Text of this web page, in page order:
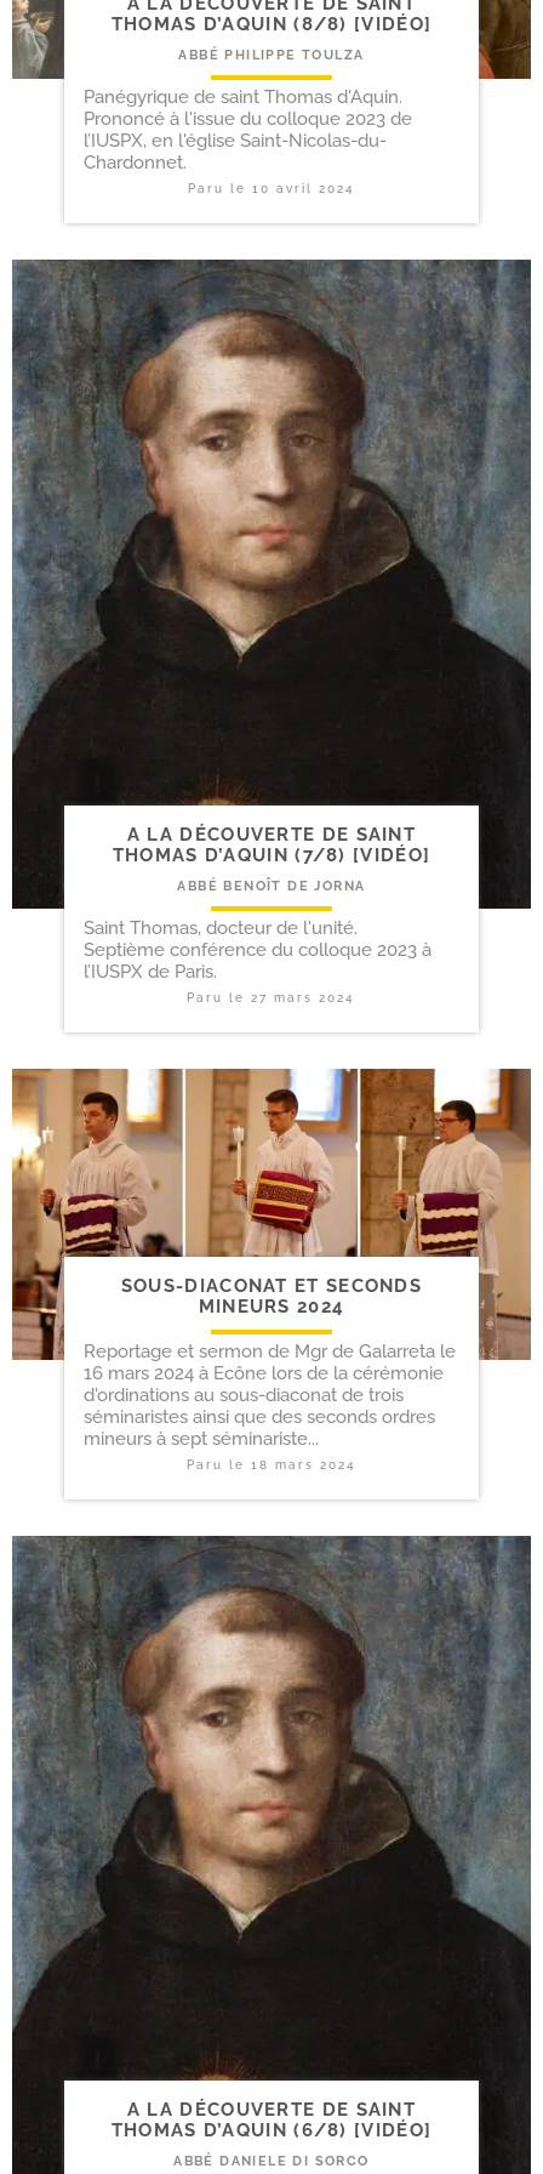
THOMAS D’AQUIN (8/​8) [VIDÉO]
ABBÉ PHILIPPE TOULZA
Panégyrique de saint Thomas d'Aquin.
Prononcé à l'issue du colloque 2023 de
l’IUSPX, en l'église Saint-Nicolas-du-
Chardonnet.
Paru le 10 avril 2024
A LA DÉCOUVERTE DE SAINT
THOMAS D’AQUIN (7/​8) [VIDÉO]
ABBÉ BENOÎT DE JORNA
Saint Thomas, docteur de l'unité.
Septième conférence du colloque 2023 à
l’IUSPX de Paris.
Paru le27 mars 2024
SOUS-​DIACONAT ET SECONDS
MINEURS 2024
Reportage et sermon de Mgr de Galarreta le
16 mars 2024 à Ecône lors de la cérémonie
d'ordinations au sous-diaconat de trois
séminaristes ainsi que des seconds ordres
mineurs à sept séminariste...
Paru le 18 mars 2024
A LA DÉCOUVERTE DE SAINT
THOMAS D’AQUIN (6/​8) [VIDÉO]
ABBÉ DANIELE DI SORCO